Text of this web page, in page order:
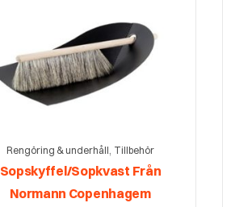
Rengöring & underhåll, Tillbehör
Sopskyffel/Sopkvast Från
Normann Copenhagem